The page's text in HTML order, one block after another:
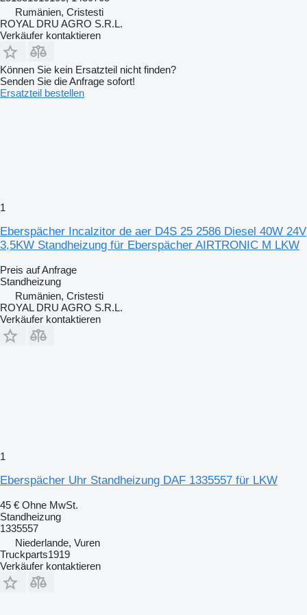
Rumänien, Cristesti
ROYAL DRU AGRO S.R.L.
Verkäufer kontaktieren
Können Sie kein Ersatzteil nicht finden?
Senden Sie die Anfrage sofort!
Ersatzteil bestellen
1
Eberspächer Incalzitor de aer D4S 25 2586 Diesel 40W 24V
3,5KW Standheizung für Eberspächer AIRTRONIC M LKW
Preis auf Anfrage
Standheizung
Rumänien, Cristesti
ROYAL DRU AGRO S.R.L.
Verkäufer kontaktieren
1
Eberspächer Uhr Standheizung DAF 1335557 für LKW
45 € Ohne MwSt.
Standheizung
1335557
Niederlande, Vuren
Truckparts1919
Verkäufer kontaktieren